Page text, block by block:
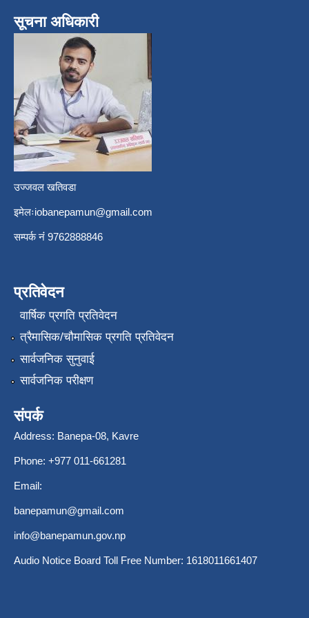
सूचना अधिकारी
उज्जवल खतिवडा
इमेलःiobanepamun@gmail.com
सम्पर्क नंं 9762888846
प्रतिवेदन
वार्षिक प्रगति प्रतिवेदन
त्रैमासिक/चौमासिक प्रगति प्रतिवेदन
सार्वजनिक सुनुवाई
सार्वजनिक परीक्षण
संपर्क
Address: Banepa-08, Kavre
Phone: +977 011-661281
Email:
banepamun@gmail.com
info@banepamun.gov.np
Audio Notice Board Toll Free Number: 1618011661407